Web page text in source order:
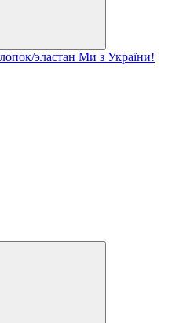
эластан Ми з України!